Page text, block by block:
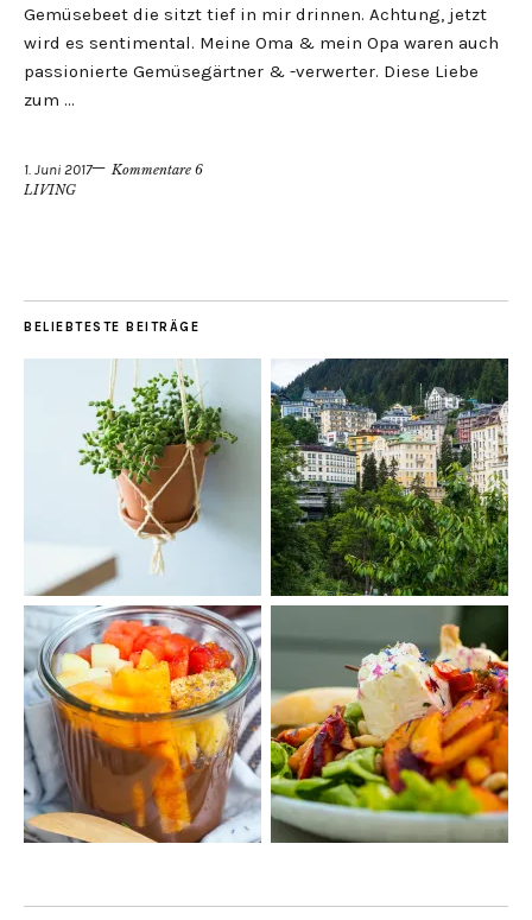
Gemüsebeet die sitzt tief in mir drinnen. Achtung, jetzt
wird es sentimental. Meine Oma & mein Opa waren auch
passionierte Gemüsegärtner & -verwerter. Diese Liebe
zum …
1. Juni 2017
Kommentare 6
LIVING
BELIEBTESTE BEITRÄGE